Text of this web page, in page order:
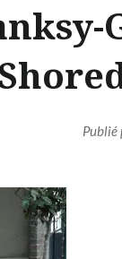
Publié